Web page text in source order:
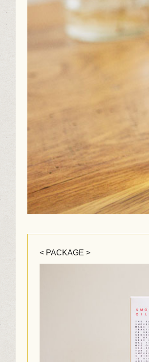
< PACKAGE >